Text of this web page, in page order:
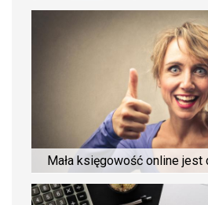
Mała księgowość online jest